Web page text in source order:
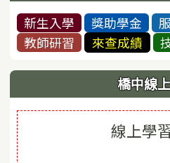
新生入學 獎助學金
教師研習
來查成績
橋中線
線上學